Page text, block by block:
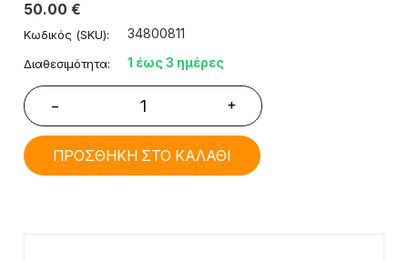
50.00 €
Κωδικός (SKU): 34800811
Διαθεσιμότητα: 1 έως 3 ημέρες
− +
ΠΡΟΣΘΗΚΗ ΣΤΟ ΚΑΛΑΘΙ